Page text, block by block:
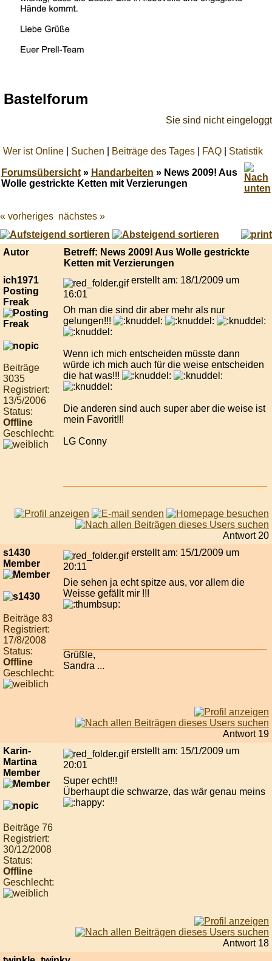
Bastelforum
Sie sind nicht eingeloggt
Wer ist Online Suchen Beiträge des Tages FAQ Statistik
Forumsübersicht» Handarbeiten » News 2009! Aus
Wolle gestrickte Ketten mit Verzierungen
Best
online
live
casino
« vorheriges nächstes »
Autor
Betreff: News 2009! Aus Wolle gestrickte
Ketten mit Verzierungen
ich1971
Posting
Freak
Beiträge
3035
Registriert:
13/5/2006
Status:
Offline
Geschlecht:
erstellt am: 18/1/2009 um
16:01
Oh man die sind dir aber mehr als nur
gelungen!!!
Wenn ich mich entscheiden müsste dann
würde ich mich auch für die weise entscheiden
die hat was!!!
Die anderen sind auch super aber die weise ist
mein Favorit!!!
LG Conny
Antwort 20
s1430
Member
Beiträge 83
Registriert:
17/8/2008
Status:
Offline
Geschlecht:
erstellt am: 15/1/2009 um
20:11
Die sehen ja echt spitze aus, vor allem die
Weisse gefällt mir !!!
Grüßle,
Sandra ...
Antwort 19
Karin-
Martina
Member
Beiträge 76
Registriert:
30/12/2008
Status:
Offline
Geschlecht:
erstellt am: 15/1/2009 um
20:01
Super echt!!!
Überhaupt die schwarze, das wär genau meins
Antwort 18